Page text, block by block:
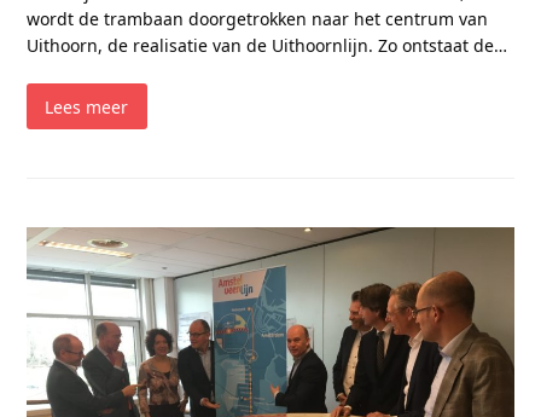
wordt de trambaan doorgetrokken naar het centrum van
Uithoorn, de realisatie van de Uithoornlijn. Zo ontstaat de…
Lees meer